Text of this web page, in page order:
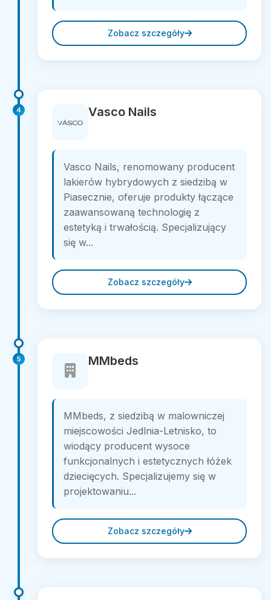
Zobacz szczegóły
4 Vasco Nails
Vasco Nails, renomowany producent
lakierów hybrydowych z siedzibą w
Piasecznie, oferuje produkty łączące
zaawansowaną technologię z
estetyką i trwałością. Specjalizujący
się w...
Zobacz szczegóły
5 MMbeds
MMbeds, z siedzibą w malowniczej
miejscowości Jedlnia-Letnisko, to
wiodący producent wysoce
funkcjonalnych i estetycznych łóżek
dziecięcych. Specjalizujemy się w
projektowaniu...
Zobacz szczegóły